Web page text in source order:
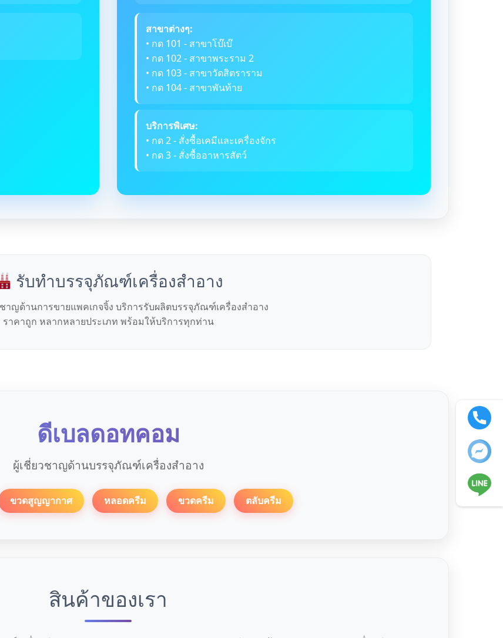
สาขาต่างๆ:
• กด 101 - สาขาโบ๊เบ๊
• กด 102 - สาขาพระราม 2
• กด 103 - สาขาวัดสิตราราม
• กด 104 - สาขาพันท้าย
บริการพิเศษ:
• กด 2 - สั่งซื้อเคมีและเครื่องจักร
• กด 3 - สั่งซื้ออาหารสัตว์
รับทำบรรจุภัณฑ์เครื่องสำอาง
ชาญด้านการขายแพคเกจจิ้ง บริการรับผลิตบรรจุภัณฑ์เครื่องสำอาง
ราคาถูก หลากหลายประเภท พร้อมให้บริการทุกท่าน
ดีเบลดอทคอม
ผู้เชี่ยวชาญด้านบรรจุภัณฑ์เครื่องสำอาง
ขวดสูญญากาศ หลอดครีม ขวดครีม ตลับครีม
สินค้าของเรา